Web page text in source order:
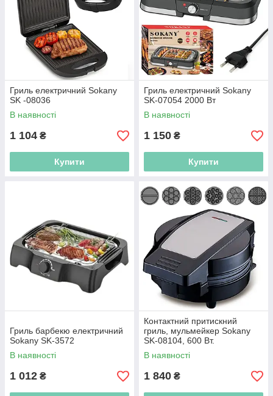
Гриль електричний Sokany
SK -08036
В наявності
1 104 ₴
Купити
Гриль електричний Sokany
SK-07054 2000 Вт
В наявності
1 150 ₴
Купити
Гриль барбекю електричний
Sokany SK-3572
В наявності
1 012 ₴
Контактний притискний
гриль, мульмейкер Sokany
SK-08104, 600 Вт.
В наявності
1 840 ₴